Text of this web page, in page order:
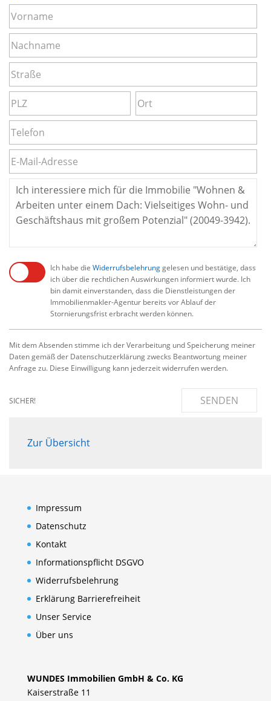
Ich habe die Widerrufsbelehrunggelesen und bestätige, dass
ich über die rechtlichen Auswirkungen informiert wurde. Ich
bin damit einverstanden, dass die Dienstleistungen der
Immobilienmakler-Agentur bereits vor Ablauf der
Stornierungsfrist erbracht werden können.
Mit dem Absenden stimme ich der Verarbeitung und Speicherung meiner
Daten gemäß der Datenschutzerklärung zwecks Beantwortung meiner
Anfrage zu. Diese Einwilligung kann jederzeit widerrufen werden.
SICHER! SENDEN
Zur Übersicht
Impressum
Datenschutz
Kontakt
Informationspflicht DSGVO
Widerrufsbelehrung
Erklärung Barrierefreiheit
Unser Service
Über uns
WUNDES Immobilien GmbH & Co. KG
Kaiserstraße 11